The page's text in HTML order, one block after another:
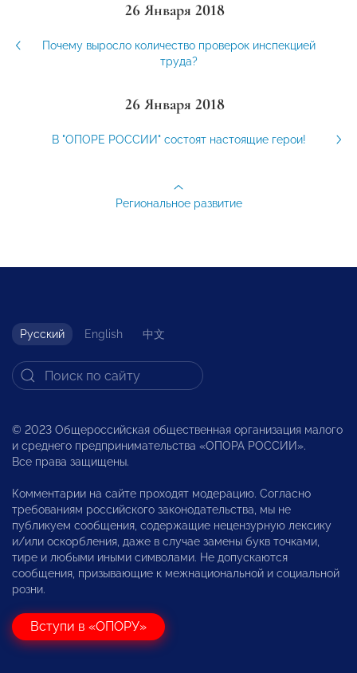
26 Января 2018
Почему выросло количество проверок инспекцией
труда?
26 Января 2018
В "ОПОРЕ РОССИИ" состоят настоящие герои!
Региональное развитие
Русский English 中文
© 2023 Общероссийская общественная организация малого
и среднего предпринимательства «ОПОРА РОССИИ».
Все права защищены.
Комментарии на сайте проходят модерацию. Согласно
требованиям российского законодательства, мы не
публикуем сообщения, содержащие нецензурную лексику
и/или оскорбления, даже в случае замены букв точками,
тире и любыми иными символами. Не допускаются
сообщения, призывающие к межнациональной и социальной
розни.
Вступи в «ОПОРУ»